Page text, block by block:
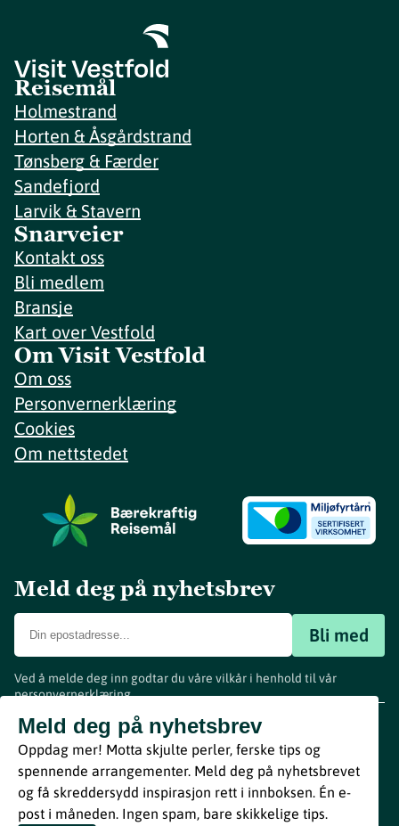
Reisemål
Holmestrand
Horten & Åsgårdstrand
Tønsberg & Færder
Sandefjord
Larvik & Stavern
Snarveier
Kontakt oss
Bli medlem
Bransje
Kart over Vestfold
Om Visit Vestfold
Om oss
Personvernerklæring
Cookies
Om nettstedet
Meld deg på nyhetsbrev
Bli med
Ved å melde deg inn godtar du våre vilkår i henhold til vår
personvernerklæring.
Meld deg på nyhetsbrev
Oppdag mer! Motta skjulte perler, ferske tips og
spennende arrangementer. Meld deg på nyhetsbrevet
og få skreddersydd inspirasjon rett i innboksen. Én e-
post i måneden. Ingen spam, bare skikkelige tips.
www.visitvestfold.com
Turistinformasjon
Vestfold Fylkeskommune
ByBreakfast